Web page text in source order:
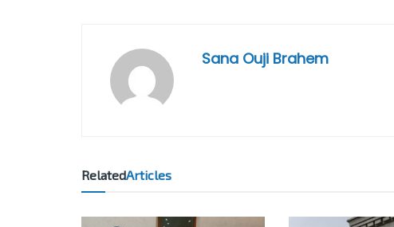
Sana Ouji Brahem
RelatedArticles